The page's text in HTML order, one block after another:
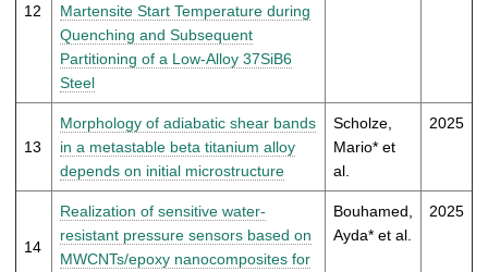
12
Martensite Start Temperature during
Quenching and Subsequent
Partitioning of a Low-Alloy 37SiB6
Steel
13
Morphology of adiabatic shear bands
in a metastable beta titanium alloy
depends on initial microstructure
Scholze,
Mario* et
al.
2025
14
Realization of sensitive water-
resistant pressure sensors based on
MWCNTs/epoxy nanocomposites for
Bouhamed,
Ayda* et al.
2025